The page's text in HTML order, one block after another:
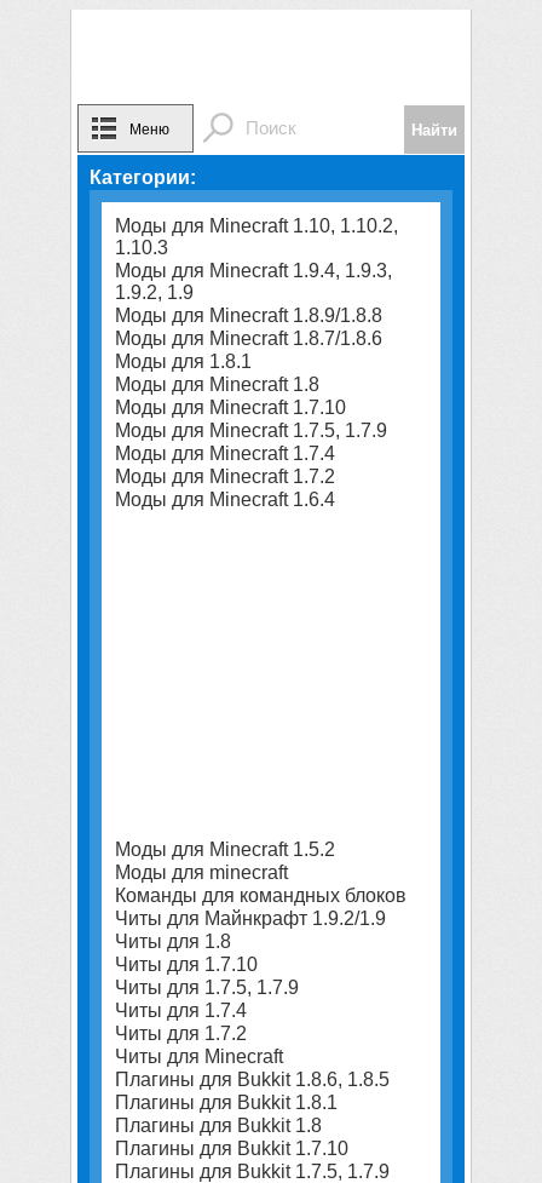
Меню
Категории:
Моды для Minecraft 1.10, 1.10.2,
1.10.3
Моды для Minecraft 1.9.4, 1.9.3,
1.9.2, 1.9
Моды для Minecraft 1.8.9/1.8.8
Моды для Minecraft 1.8.7/1.8.6
Моды для 1.8.1
Моды для Minecraft 1.8
Моды для Minecraft 1.7.10
Моды для Minecraft 1.7.5, 1.7.9
Моды для Minecraft 1.7.4
Моды для Minecraft 1.7.2
Моды для Minecraft 1.6.4
Моды для Minecraft 1.5.2
Моды для minecraft
Команды для командных блоков
Читы для Майнкрафт 1.9.2/1.9
Читы для 1.8
Читы для 1.7.10
Читы для 1.7.5, 1.7.9
Читы для 1.7.4
Читы для 1.7.2
Читы для Minecraft
Плагины для Bukkit 1.8.6, 1.8.5
Плагины для Bukkit 1.8.1
Плагины для Bukkit 1.8
Плагины для Bukkit 1.7.10
Плагины для Bukkit 1.7.5, 1.7.9